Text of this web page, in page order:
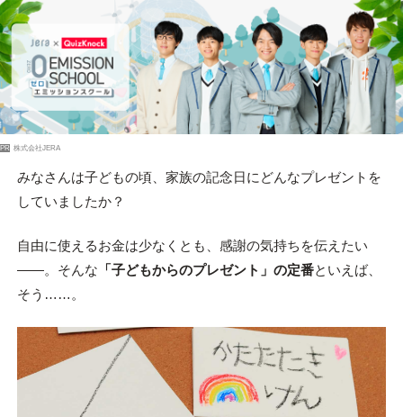
PR 株式会社JERA
みなさんは子どもの頃、家族の記念日にどんなプレゼントを
していましたか？
自由に使えるお金は少なくとも、感謝の気持ちを伝えたい
――。そんな 「子どもからのプレゼント」の定番といえば、
そう……。